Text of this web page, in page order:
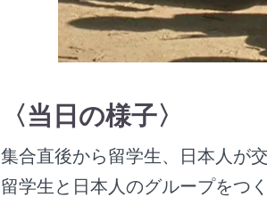
〈当日の様子〉
集合直後から留学生、日本人が
留学生と日本人のグループをつ